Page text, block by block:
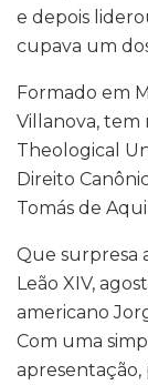
e depois
cupava um
Formado em
Villanova, tem
Theological
Direito
Tomás de
Que surpresa
Leão XIV,
americano
Com uma
apresentação,